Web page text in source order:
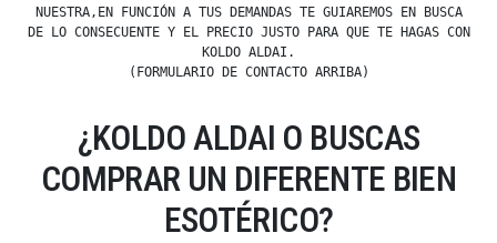
NUESTRA,EN FUNCIÓN A TUS DEMANDAS TE GUIAREMOS EN BUSCA
DE LO CONSECUENTE Y EL PRECIO JUSTO PARA QUE TE HAGAS CON
KOLDO ALDAI.
(FORMULARIO DE CONTACTO ARRIBA)
¿KOLDO ALDAI O BUSCAS
COMPRAR UN DIFERENTE BIEN
ESOTÉRICO?